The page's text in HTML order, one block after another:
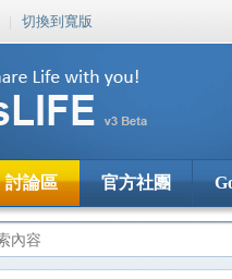
| 切換到寬版
討論區 官方社團